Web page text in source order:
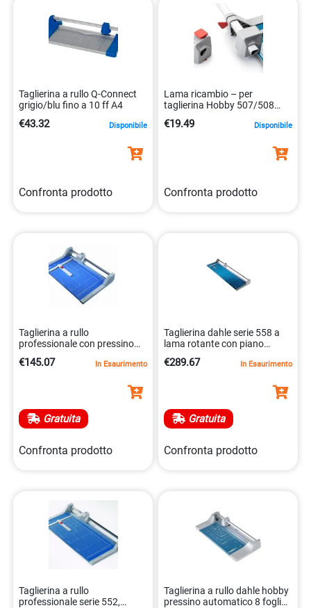
Taglierina a rullo Q-Connect
grigio/blu fino a 10 ff A4
€43.32 Disponibile
Confronta prodotto
Lama ricambio – per
taglierina Hobby 507/508
€19.49 Disponibile
Confronta prodotto
Taglierina a rullo
professionale con pressino
€145.07 In Esaurimento
Gratuita
Confronta prodotto
Taglierina dahle serie 558 a
lama rotante con piano
€289.67 In Esaurimento
Gratuita
Confronta prodotto
Taglierina a rullo
professionale serie 552,
Taglierina a rullo dahle hobby
pressino automatico 8 fogli